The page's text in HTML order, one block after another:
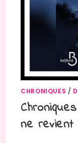
CHRONIQUES /
ne